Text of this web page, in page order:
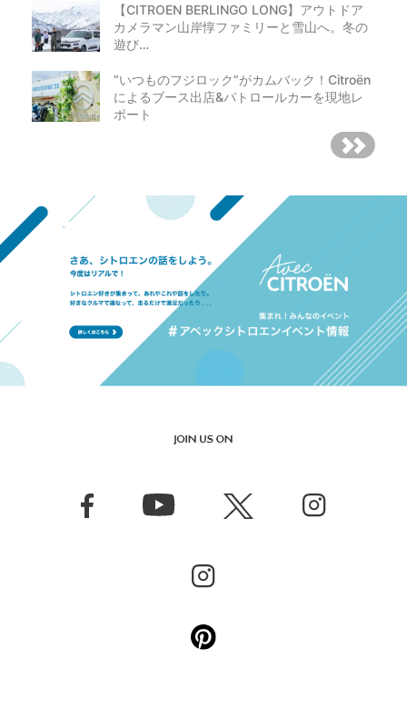
【CITROEN BERLINGO LONG】アウトドア
カメラマン山岸惇ファミリーと雪山へ。冬の
遊び…
“いつものフジロック”がカムバック！Citroën
によるブース出店&パトロールカーを現地レ
ポート